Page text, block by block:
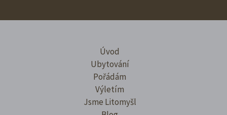
Úvod
Ubytování
Pořádám
Výletím
Jsme Litomyšl